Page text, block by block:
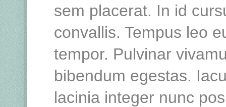
sem placerat. In id
convallis. Tempus leo
tempor. Pulvinar
bibendum egestas.
lacinia integer nunc